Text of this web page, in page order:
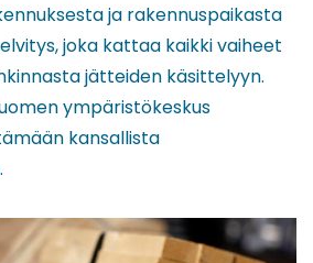
ja rakennuspaikasta
joka kattaa kaikki vaiheet
jätteiden käsittelyyn.
ympäristökeskus
kansallista